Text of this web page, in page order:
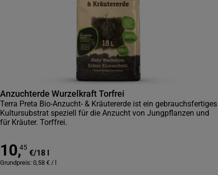
Anzuchterde Wurzelkraft Torfrei
Terra Preta Bio-Anzucht- & Kräutererde ist ein gebrauchsfertiges
Kultursubstrat speziell für die Anzucht von Jungpflanzen und
für Kräuter. Torffrei.
10,45
€/18 l
Grundpreis: 0,58 € /